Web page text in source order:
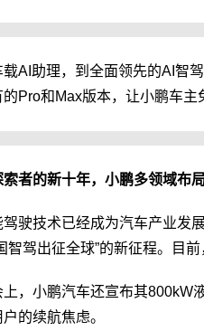
载AI助理，到全面领先的AI智
Pro和Max版本，让小鹏车主
索者的新十年，小鹏多领域布
驾驶技术已经成为汽车产业发
智驾出征全球”的新征程。目
上，小鹏汽车还宣布其800kW
的续航焦虑。